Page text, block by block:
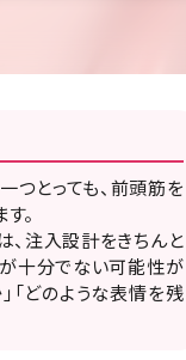
つとっても、前頭筋を
。
、注入設計をきちんと
が十分でない可能性が
「どのような表情を残